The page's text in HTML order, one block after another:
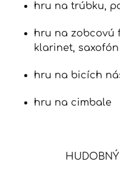
hru na trúbku,
hru na zobcovú
klarinet, saxofón
hru na bicích
hru na cimbale